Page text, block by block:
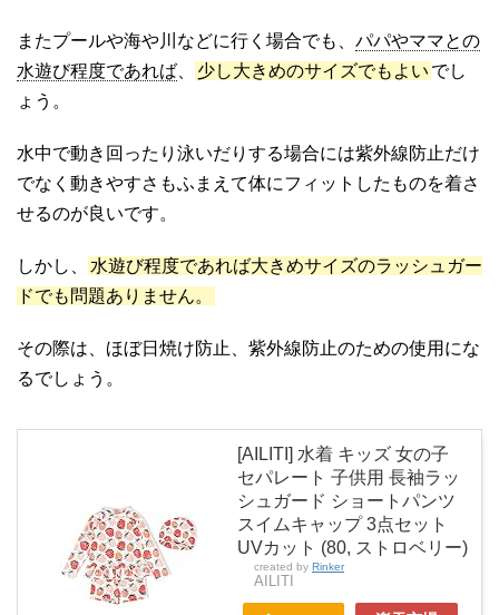
またプールや海や川などに行く場合でも、 パパやママとの
水遊び程度であれば
少し大きめのサイズでもよい でし
ょう。
水中で動き回ったり泳いだりする場合には紫外線防止だけ
でなく動きやすさもふまえて体にフィットしたものを着さ
せるのが良いです。
しかし、
水遊び程度であれば大きめサイズのラッシュガー
ドでも問題ありません。
その際は、ほぼ日焼け防止、紫外線防止のための使用にな
るでしょう。
[AILITI] 水着 キッズ 女の子
セパレート 子供用 長袖ラッ
シュガード ショートパンツ
スイムキャップ 3点セット
UVカット (80, ストロベリー)
created by Rinker
AILITI